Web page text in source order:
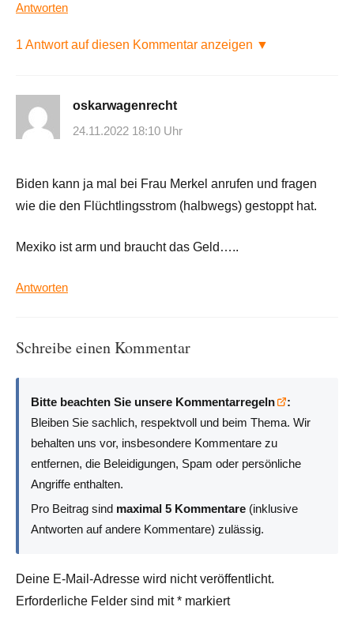
Antworten
1 Antwort auf diesen Kommentar anzeigen ▼
oskarwagenrecht
24.11.2022 18:10 Uhr
Biden kann ja mal bei Frau Merkel anrufen und fragen
wie die den Flüchtlingsstrom (halbwegs) gestoppt hat.
Mexiko ist arm und braucht das Geld…..
Antworten
Schreibe einen Kommentar
Bitte beachten Sie unsere Kommentarregeln
:
Bleiben Sie sachlich, respektvoll und beim Thema. Wir
behalten uns vor, insbesondere Kommentare zu
entfernen, die Beleidigungen, Spam oder persönliche
Angriffe enthalten.
Pro Beitrag sind maximal 5 Kommentare (inklusive
Antworten auf andere Kommentare) zulässig.
Deine E-Mail-Adresse wird nicht veröffentlicht.
Erforderliche Felder sind mit* markiert